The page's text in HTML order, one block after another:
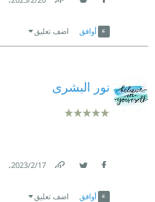
أوافق اضف تعليق
17‏/2‏/2023
.
أوافق اضف تعليق